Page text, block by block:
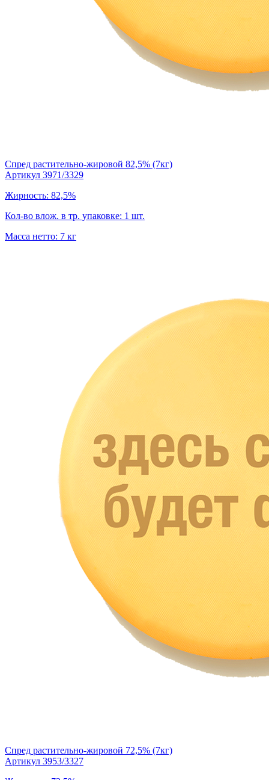
Спред растительно-жировой 82,5% (7кг)
Артикул 3971/3329
Жирность: 82,5%
Кол-во влож. в тр. упаковке: 1 шт.
Масса нетто: 7 кг
Спред растительно-жировой 72,5% (7кг)
Артикул 3953/3327